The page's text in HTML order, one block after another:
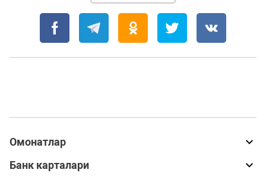
Омонатлар
Банк карталари